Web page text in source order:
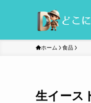
ホーム 食品
生イース